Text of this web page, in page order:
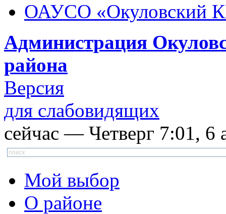
ОАУСО «Окуловский
Администрация
района
Версия
для слабовидящих
сейчас — Четверг 7:01, 6
Мой выбор
О районе